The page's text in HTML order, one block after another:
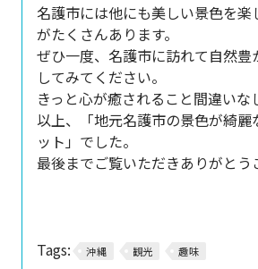
名護市には他にも美しい景色を楽
がたくさんあります。
ぜひ一度、名護市に訪れて自然豊
してみてください。
きっと心が癒されること間違いな
以上、「地元名護市の景色が綺麗
ット」でした。
最後までご覧いただきありがとう
Tags: 沖縄 観光 趣味